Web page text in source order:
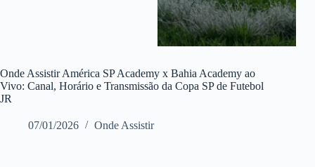
Onde Assistir América SP Academy x Bahia Academy ao
Vivo: Canal, Horário e Transmissão da Copa SP de Futebol
JR
07/01/2026 Onde Assistir